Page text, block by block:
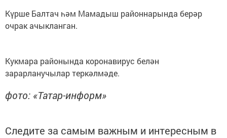
Күрше Балтач һәм Мамадыш районнарында берәр
очрак ачыкланган.
Кукмара районында коронавирус белән
зарарланучылар теркәлмәде.
фото: «Татар-информ»
Следите за самым важным и интересным в